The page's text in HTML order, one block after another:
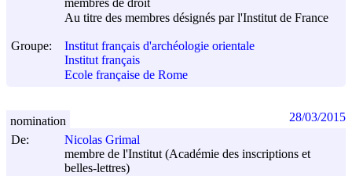
membres de droit
Au titre des membres désignés par l'Institut de France
Groupe:
Institut français d'archéologie orientale
Institut français
Ecole française de Rome
De:
Nicolas Grimal
membre de l'Institut (Académie des inscriptions et
belles-lettres)
nomination 28/03/2015